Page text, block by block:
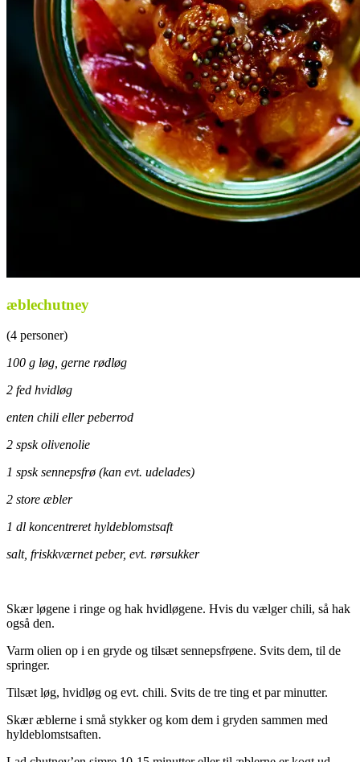
æblechutney
(4 personer)
100 g løg, gerne rødløg
2 fed hvidløg
enten chili eller peberrod
2 spsk olivenolie
1 spsk sennepsfrø (kan evt. udelades)
2 store æbler
1 dl koncentreret hyldeblomstsaft
salt, friskkværnet peber, evt. rørsukker
Skær løgene i ringe og hak hvidløgene. Hvis du vælger chili, så hak
også den.
Varm olien op i en gryde og tilsæt sennepsfrøene. Svits dem, til de
springer.
Tilsæt løg, hvidløg og evt. chili. Svits de tre ting et par minutter.
Skær æblerne i små stykker og kom dem i gryden sammen med
hyldeblomstsaften.